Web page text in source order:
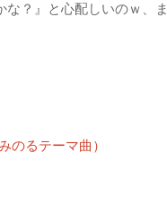
？』と心配しいのｗ、
るテーマ曲）